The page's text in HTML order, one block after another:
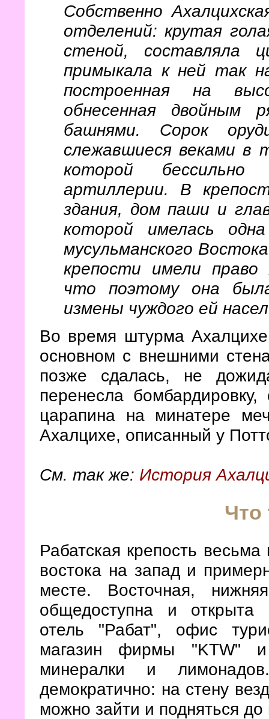
Собственно
отделений: крутая
стеной, составляла
примыкала к ней так
построенная на
обнесенная двойным
башнями. Сорок
слежавшиеся веками в
которой
артиллерии. В
здания, дом паши и
которой имелась
мусульманского
крепости имели
что поэтому она
измены чуждого ей
Во время штурма
основном с внешними
позже сдалась, не
перенесла
царапина на минатере
Ахалцихе, описанный у
См. так же: История
Что
Рабатская крепость
востока на запад и
месте. Восточная,
общедоступна и открыта
отель "Рабат", офис
магазин фирмы "KTW"
минералки и
демократично: на стену
можно зайти и подняться до